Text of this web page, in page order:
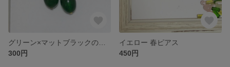
300円
イエロー 春ピアス
450円